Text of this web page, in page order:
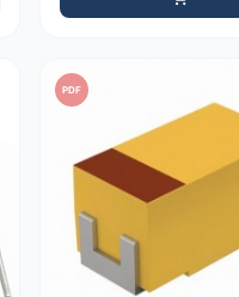
PDF